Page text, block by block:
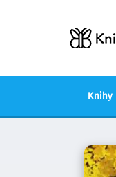
Knihy